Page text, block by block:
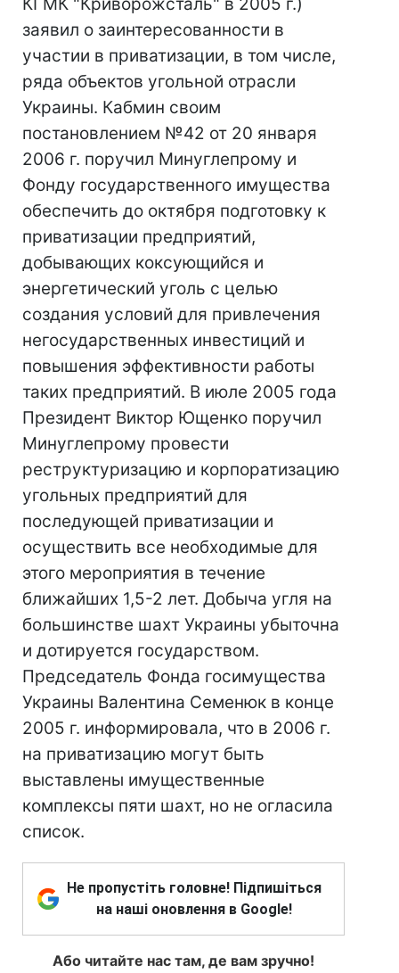
заявил о заинтересованности в
участии в приватизации, в том числе,
ряда объектов угольной отрасли
Украины. Кабмин своим
постановлением №42 от 20 января
2006 г. поручил Минуглепрому и
Фонду государственного имущества
обеспечить до октября подготовку к
приватизации предприятий,
добывающих коксующийся и
энергетический уголь с целью
создания условий для привлечения
негосударственных инвестиций и
повышения эффективности работы
таких предприятий. В июле 2005 года
Президент Виктор Ющенко поручил
Минуглепрому провести
реструктуризацию и корпоратизацию
угольных предприятий для
последующей приватизации и
осуществить все необходимые для
этого мероприятия в течение
ближайших 1,5-2 лет. Добыча угля на
большинстве шахт Украины убыточна
и дотируется государством.
Председатель Фонда госимущества
Украины Валентина Семенюк в конце
2005 г. информировала, что в 2006 г.
на приватизацию могут быть
выставлены имущественные
комплексы пяти шахт, но не огласила
список.
Не пропустіть головне! Підпишіться
на наші оновлення в Google!
Або читайте нас там, де вам зручно!